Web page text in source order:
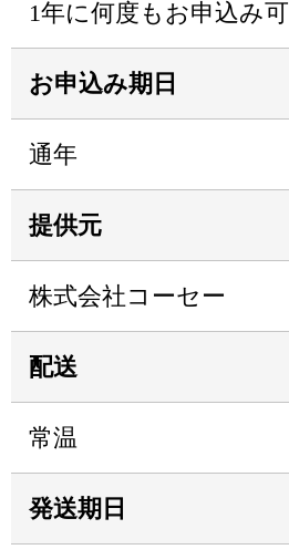
1年に何度もお申込み可
お申込み期日
通年
提供元
株式会社コーセー
配送
常温
発送期日